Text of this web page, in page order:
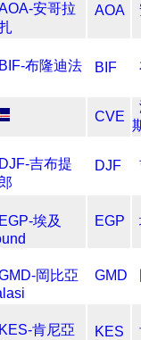
AOA
BIF
CVE
DJF
EGP
GMD
KES